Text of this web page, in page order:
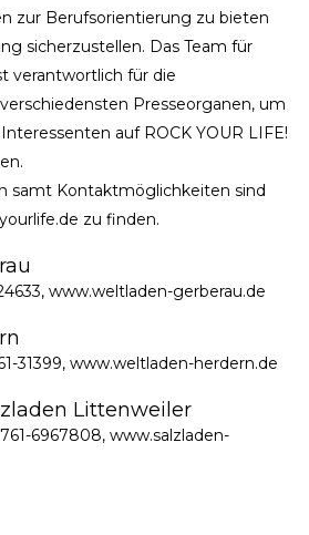
zur Berufsorientierung zu bieten
sicherzustellen. Das Team für
verantwortlich für die
Presseorganen, um
auf ROCK YOUR LIFE!
samt Kontaktmöglichkeiten sind
zu finden.
www.weltladen-gerberau.de
31399, www.weltladen-herdern.de
Littenweiler
6967808, www.salzladen-